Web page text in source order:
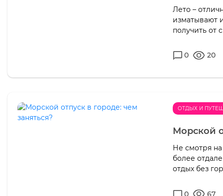
Лето –
изматывают
получить от
0 20
ОТДЫХ И
Морской
Не смотря
более
отдых без
0 67